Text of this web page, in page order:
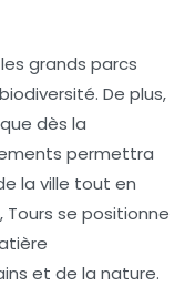
grands parcs
De plus,
dès la
permettra
la ville tout en
Tours se positionne
et de la nature.